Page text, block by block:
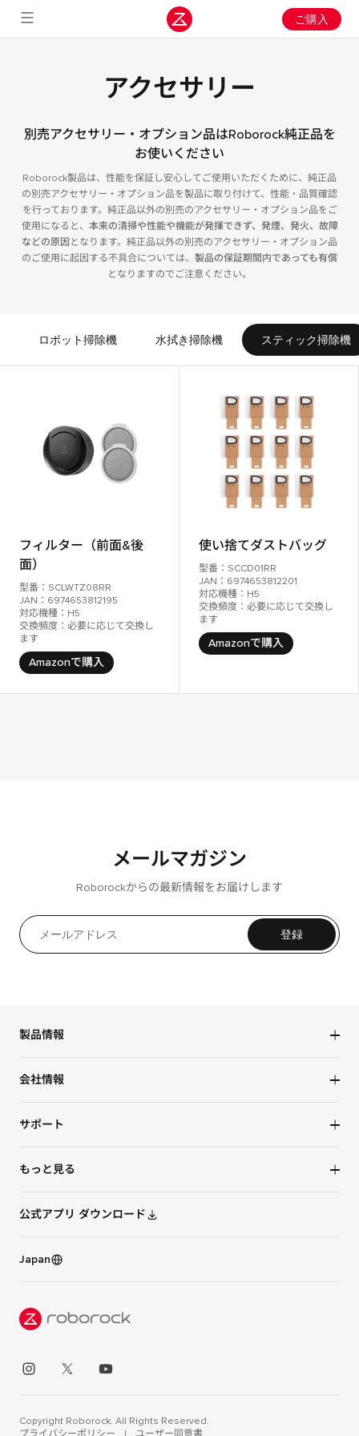
ご購入
アクセサリー
別売アクセサリー・オプション品はRoborock純正品を
お使いください
Roborock製品は、性能を保証し安心してご使用いただくために、純正品
の別売アクセサリー・オプション品を製品に取り付けて、性能・品質確認
を行っております。純正品以外の別売のアクセサリー・オプション品をご
使用になると、 本来の清掃や性能や機能が発揮できず、発煙、発火、故障
などの原因となります。純正品以外の別売のアクセサリー・オプション品
のご使用に起因する不具合については、 製品の保証期間内であっても有償
となりますのでご注意ください。
ロボット掃除機 水拭き掃除機 スティック掃除機
フィルター（前面&後
面）
型番：SCLWTZ08RR
JAN：6974653812195
対応機種：H5
交換頻度：必要に応じて交換し
ます
Amazonで購入
使い捨てダストバッグ
型番：SCCD01RR
JAN：6974653812201
対応機種：H5
交換頻度：必要に応じて交換し
ます
Amazonで購入
メールマガジン
Roborockからの最新情報をお届けします
登録
製品情報
会社情報
サポート
ユーザー同意書
オンラインストア
もっと見る
公式アプリ ダウンロード
Japan
Copyright Roborock. All Rights Reserved.